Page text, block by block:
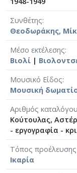
Συνθέτης
Θεοδωράκης,
Μέσο εκτέλεσης
Βιολί |
Μουσικό Είδος
Μουσική
Αριθμός καταλόγου
Κούτουλας,
- εργογραφία -
Τόπος
Ικαρία